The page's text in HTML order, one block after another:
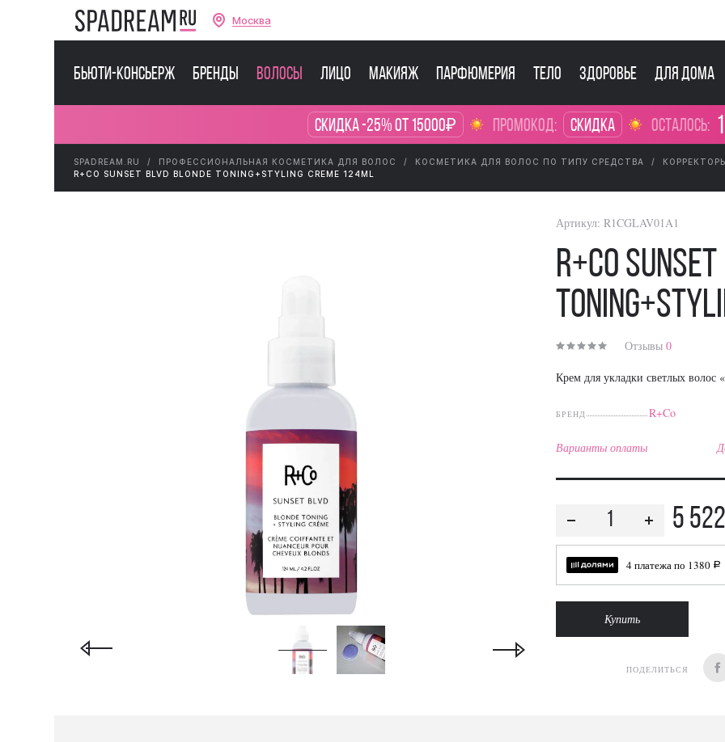
Москва
Бьюти-консьерж Бренды Волосы Лицо Макияж Парфюмерия Тело Здоровье Для дома
Скидка -25% от 15000₽ промокод: Скидка осталось:
SPADREAM.RU ПРОФЕССИОНАЛЬНАЯ КОСМЕТИКА ДЛЯ ВОЛОС КОСМЕТИКА ДЛЯ ВОЛОС ПО ТИПУ СРЕДСТВА
R+CO SUNSET BLVD BLONDE TONING+STYLING CREME 124ML
Артикул: R1CGLAV01A1
R+Co
Отзывы0
Крем для укладки светлых волос
БРЕНД R+Co
Варианты оплаты
5 522
4 платежа по 1380 a
Купить
ПОДЕЛИТЬСЯ